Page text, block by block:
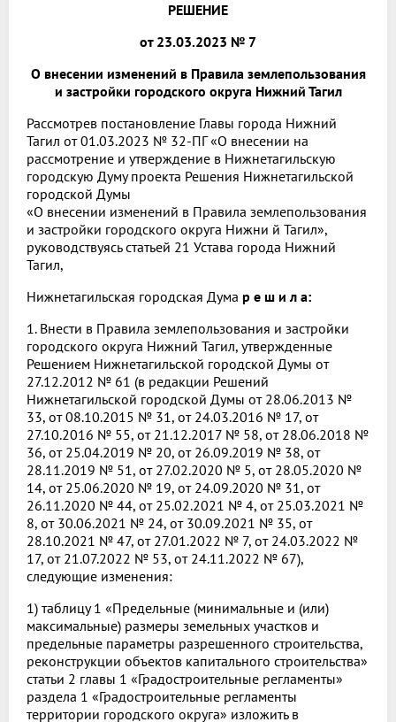
РЕШЕНИЕ
от 23.03.2023 № 7
О внесении изменений в Правила землепользования
и застройки городского округа Нижний Тагил
Рассмотрев постановление Главы города Нижний
Тагил от 01.03.2023 № 32-ПГ «О внесении на
рассмотрение и утверждение в Нижнетагильскую
городскую Думу проекта Решения Нижнетагильской
городской Думы
«О внесении изменений в Правила землепользования
и застройки городского округа Нижни й Тагил»,
руководствуясь статьей 21 Устава города Нижний
Тагил,
Нижнетагильская городская Дума р е ш и л а:
1. Внести в Правила землепользования и застройки
городского округа Нижний Тагил, утвержденные
Решением Нижнетагильской городской Думы от
27.12.2012 № 61 (в редакции Решений
Нижнетагильской городской Думы от 28.06.2013 №
33, от 08.10.2015 № 31, от 24.03.2016 № 17, от
27.10.2016 № 55, от 21.12.2017 № 58, от 28.06.2018 №
36, от 25.04.2019 № 20, от 26.09.2019 № 38, от
28.11.2019 № 51, от 27.02.2020 № 5, от 28.05.2020 №
14, от 25.06.2020 № 19, от 24.09.2020 № 31, от
26.11.2020 № 44, от 25.02.2021 № 4, от 25.03.2021 №
8, от 30.06.2021 № 24, от 30.09.2021 № 35, от
28.10.2021 № 47, от 27.01.2022 № 7, от 24.03.2022 №
17, от 21.07.2022 № 53, от 24.11.2022 № 67),
следующие изменения:
1) таблицу 1 «Предельные (минимальные и (или)
максимальные) размеры земельных участков и
предельные параметры разрешенного строительства,
реконструкции объектов капитального строительства»
статьи 2 главы 1 «Градостроительные регламенты»
раздела 1 «Градостроительные регламенты
территории городского округа» изложить в